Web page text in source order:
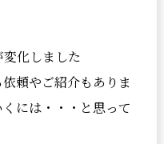
化しました
頼やご紹介もありま
には・・・と思って